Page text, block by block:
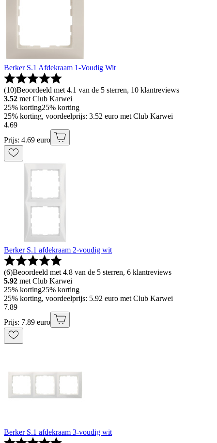
Berker S.1 Afdekraam 1-Voudig Wit
(10)Beoordeeld met 4.1 van de 5 sterren, 10 klantreviews
3.52 met Club Karwei
25% korting25% korting
25% korting, voordeelprijs: 3.52 euro met Club Karwei
4.69
Prijs: 4.69 euro
Berker S.1 afdekraam 2-voudig wit
(6)Beoordeeld met 4.8 van de 5 sterren, 6 klantreviews
5.92 met Club Karwei
25% korting25% korting
25% korting, voordeelprijs: 5.92 euro met Club Karwei
7.89
Prijs: 7.89 euro
Berker S.1 afdekraam 3-voudig wit